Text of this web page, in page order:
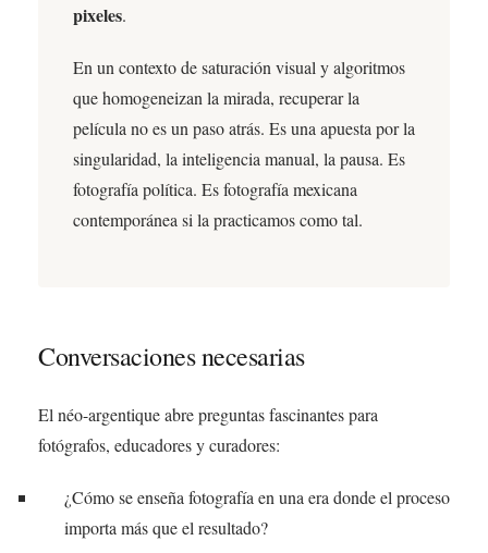
pixeles.
En un contexto de saturación visual y algoritmos
que homogeneizan la mirada, recuperar la
película no es un paso atrás. Es una apuesta por la
singularidad, la inteligencia manual, la pausa. Es
fotografía política. Es fotografía mexicana
contemporánea si la practicamos como tal.
Conversaciones necesarias
El néo-argentique abre preguntas fascinantes para
fotógrafos, educadores y curadores:
¿Cómo se enseña fotografía en una era donde el proceso
importa más que el resultado?